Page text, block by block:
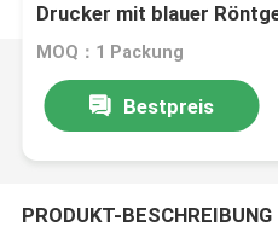
Drucker mit blauer
MOQ：1 Packung
Bestpreis
PRODUKT-BESCHREIBUNG